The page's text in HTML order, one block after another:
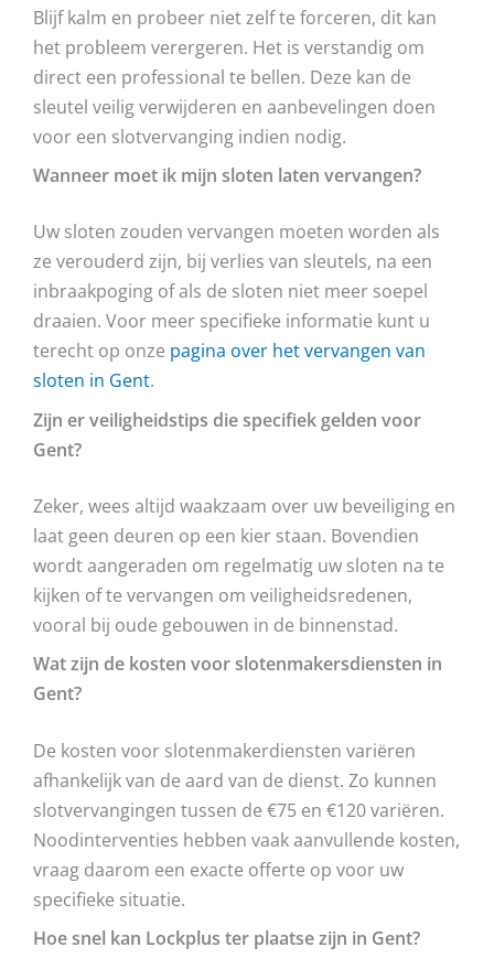
Blijf kalm en probeer niet zelf te forceren, dit kan
het probleem verergeren. Het is verstandig om
direct een professional te bellen. Deze kan de
sleutel veilig verwijderen en aanbevelingen doen
voor een slotvervanging indien nodig.
Wanneer moet ik mijn sloten laten vervangen?
Uw sloten zouden vervangen moeten worden als
ze verouderd zijn, bij verlies van sleutels, na een
inbraakpoging of als de sloten niet meer soepel
draaien. Voor meer specifieke informatie kunt u
terecht op onze pagina over het vervangen van
sloten in Gent.
Zijn er veiligheidstips die specifiek gelden voor
Gent?
Zeker, wees altijd waakzaam over uw beveiliging en
laat geen deuren op een kier staan. Bovendien
wordt aangeraden om regelmatig uw sloten na te
kijken of te vervangen om veiligheidsredenen,
vooral bij oude gebouwen in de binnenstad.
Wat zijn de kosten voor slotenmakersdiensten in
Gent?
De kosten voor slotenmakerdiensten variëren
afhankelijk van de aard van de dienst. Zo kunnen
slotvervangingen tussen de €75 en €120 variëren.
Noodinterventies hebben vaak aanvullende kosten,
vraag daarom een exacte offerte op voor uw
specifieke situatie.
Hoe snel kan Lockplus ter plaatse zijn in Gent?